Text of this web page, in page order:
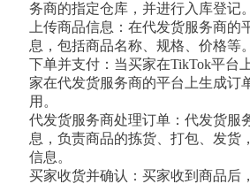
务商的指定仓库，并进行入库登记。
上传商品信息：在代发货服务商的
息，包括商品名称、规格、价格等。
下单并支付：当买家在TikTok平台
家在代发货服务商的平台上生成订
用。
代发货服务商处理订单：代发货服
息，负责商品的拣货、打包、发货
信息。
买家收货并确认：买家收到商品后